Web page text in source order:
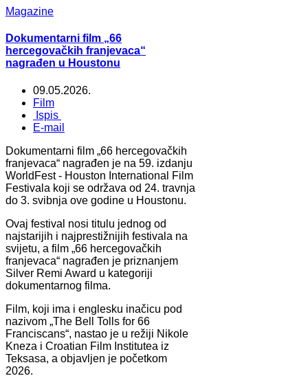
Magazine
Dokumentarni film „66
hercegovačkih franjevaca“
nagrađen u Houstonu
09.05.2026.
Film
Ispis
E-mail
Dokumentarni film „66 hercegovačkih
franjevaca“ nagrađen je na 59. izdanju
WorldFest - Houston International Film
Festivala koji se održava od 24. travnja
do 3. svibnja ove godine u Houstonu.
Ovaj festival nosi titulu jednog od
najstarijih i najprestižnijih festivala na
svijetu, a film „66 hercegovačkih
franjevaca“ nagrađen je priznanjem
Silver Remi Award u kategoriji
dokumentarnog filma.
Film, koji ima i englesku inačicu pod
nazivom „The Bell Tolls for 66
Franciscans“, nastao je u režiji Nikole
Kneza i Croatian Film Institutea iz
Teksasa, a objavljen je početkom
2026.